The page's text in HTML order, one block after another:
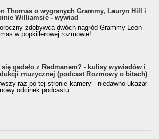
Thomas o wygranych Grammy, Lauryn Hill i
Williamsie - wywiad
zdobywca dwóch nagród Grammy Leon
w popkillerowej rozmowie!...
się gadało z Redmanem? - kulisy wywiadów i
muzycznej (podcast Rozmowy o bitach)
raz po tej stronie kamery - niedawno ukazał
odcinek podcastu...